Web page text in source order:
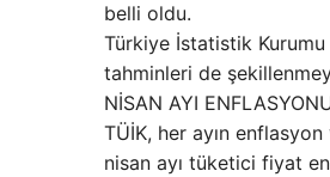
belli oldu.
Türkiye İstatistik
tahminleri de
NİSAN AYI
TÜİK, her ayın
nisan ayı tüketici fiyat